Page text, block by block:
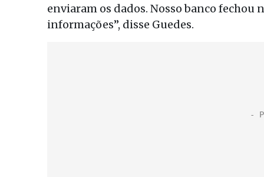
enviaram os dados. Nosso banco fechou
informações”, disse Guedes.